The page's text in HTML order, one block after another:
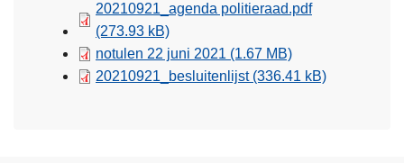
20210921_agenda politieraad.pdf
(273.93 kB)
notulen 22 juni 2021 (1.67 MB)
20210921_besluitenlijst (336.41 kB)